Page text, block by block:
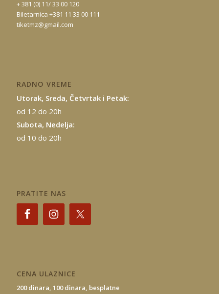
+ 381 (0) 11/ 33 00 120
Biletarnica +381 11 33 00 111
tiketmz@gmail.com
RADNO VREME
Utorak, Sreda, Četvrtak i Petak:
od 12 do 20h
Subota, Nedelja:
od 10 do 20h
PRATITE NAS
CENA ULAZNICE
200 dinara, 100 dinara, besplatne